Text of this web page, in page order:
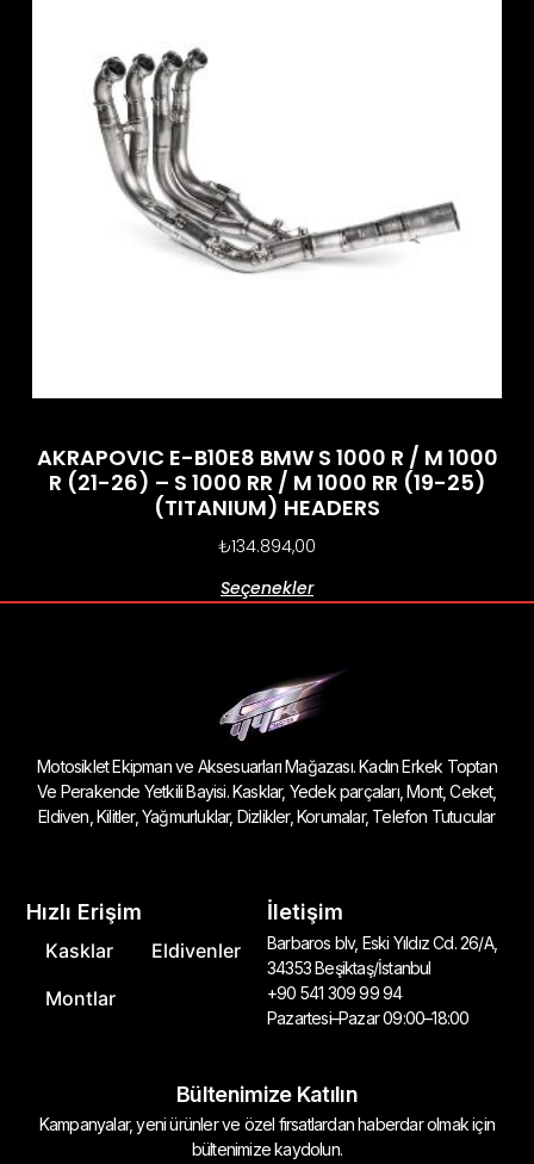
AKRAPOVIC E-B10E8 BMW S 1000 R / M 1000
R (21-26) – S 1000 RR / M 1000 RR (19-25)
(TITANIUM) HEADERS
₺134.894,00
Seçenekler
Motosiklet Ekipman ve Aksesuarları Mağazası. Kadın Erkek Toptan
Ve Perakende Yetkili Bayisi. Kasklar, Yedek parçaları, Mont, Ceket,
Eldiven, Kilitler, Yağmurluklar, Dizlikler, Korumalar, Telefon Tutucular
Hızlı Erişim
Kasklar
Eldivenler
Montlar
İletişim
Barbaros blv, Eski Yıldız Cd. 26/A,
34353 Beşiktaş/İstanbul
+90 541 309 99 94
Pazartesi–Pazar 09:00–18:00
Bültenimize Katılın
Kampanyalar, yeni ürünler ve özel fırsatlardan haberdar olmak için
bültenimize kaydolun.